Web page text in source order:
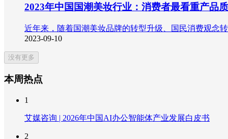
2023年中国国潮美妆行业：消费者最看重产品
近年来，随着国潮美妆品牌的转型升级、国民消费观念
2023-09-10
没有更多
本周热点
1
艾媒咨询 | 2026年中国AI办公智能体产业发展白皮书
2